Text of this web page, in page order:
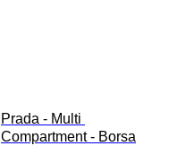
Prada - Multi
Compartment - Borsa